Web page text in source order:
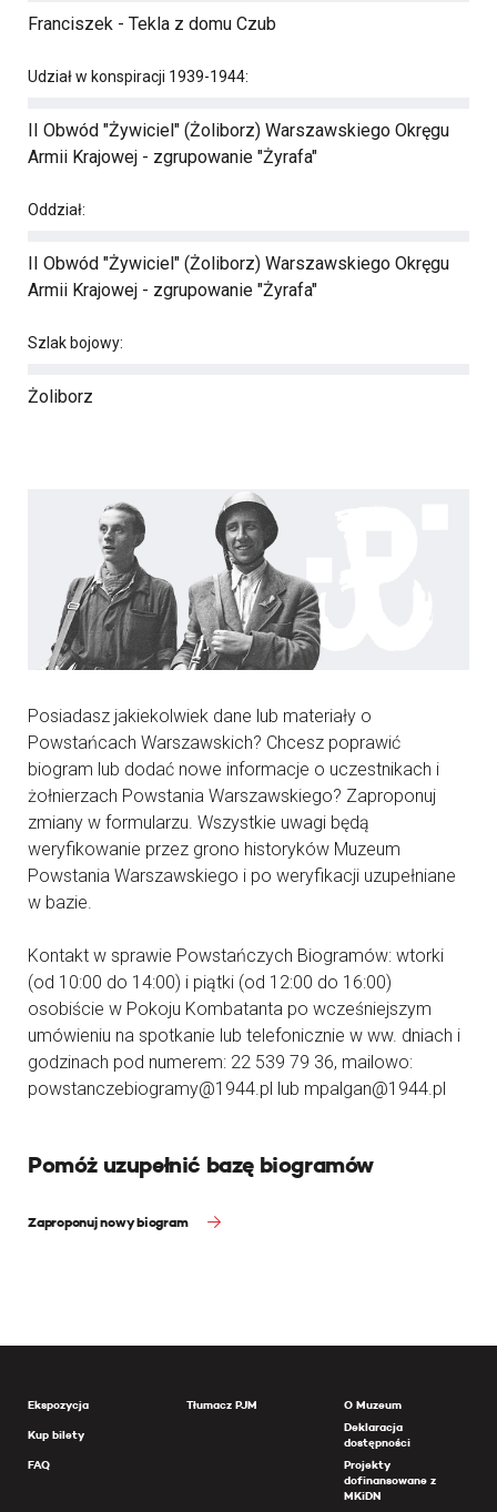
Franciszek - Tekla z domu Czub
Udział w konspiracji 1939-1944:
II Obwód "Żywiciel" (Żoliborz) Warszawskiego Okręgu
Armii Krajowej - zgrupowanie "Żyrafa"
Oddział:
II Obwód "Żywiciel" (Żoliborz) Warszawskiego Okręgu
Armii Krajowej - zgrupowanie "Żyrafa"
Szlak bojowy:
Żoliborz
Posiadasz jakiekolwiek dane lub materiały o
Powstańcach Warszawskich? Chcesz poprawić
biogram lub dodać nowe informacje o uczestnikach i
żołnierzach Powstania Warszawskiego? Zaproponuj
zmiany w formularzu. Wszystkie uwagi będą
weryfikowanie przez grono historyków Muzeum
Powstania Warszawskiego i po weryfikacji uzupełniane
w bazie.
Kontakt w sprawie Powstańczych Biogramów: wtorki
(od 10:00 do 14:00) i piątki (od 12:00 do 16:00)
osobiście w Pokoju Kombatanta po wcześniejszym
umówieniu na spotkanie lub telefonicznie w ww. dniach i
godzinach pod numerem: 22 539 79 36, mailowo:
powstanczebiogramy@1944.pl lub mpalgan@1944.pl
Pomóż uzupełnić bazę biogramów
Zaproponuj nowy biogram
Ekspozycja
Kup bilety
FAQ
Tłumacz PJM
O Muzeum
Deklaracja
dostępności
Projekty
dofinansowane z
MKiDN